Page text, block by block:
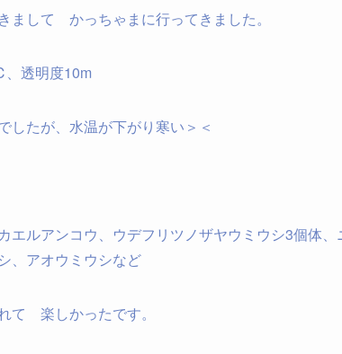
まして かっちゃまに行ってきました。
透明度10m
したが、水温が下がり寒い＞＜
ルアンコウ、ウデフリツノザヤウミウシ3個体
、アオウミウシなど
て 楽しかったです。